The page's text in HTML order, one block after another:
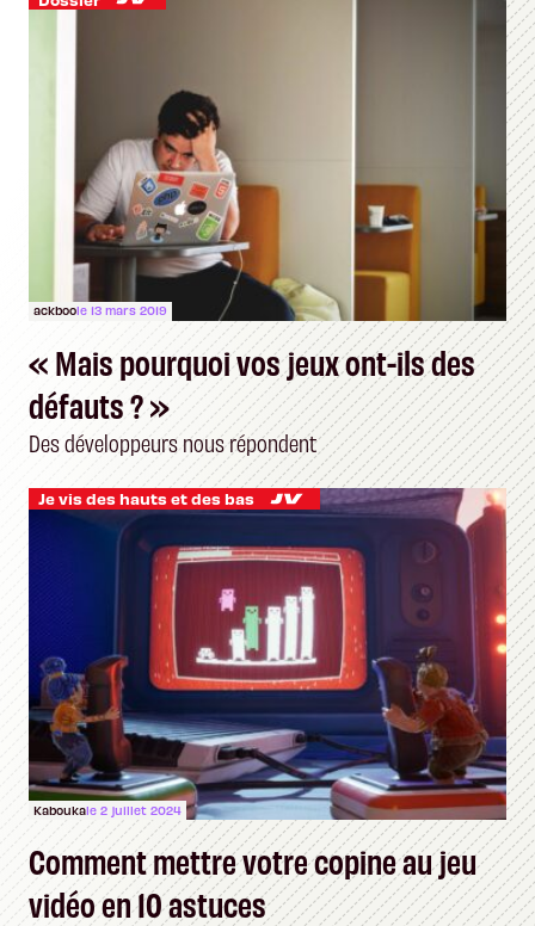
ackboole 13 mars 2019
« Mais pourquoi vos jeux ont-ils des
défauts ? »
Des développeurs nous répondent
Je vis des hauts et des bas
Kaboukale 2 juillet 2024
Comment mettre votre copine au jeu
vidéo en 10 astuces